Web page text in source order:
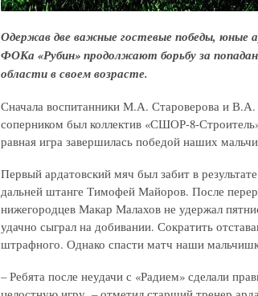
Одержав две важные гостевые победы, юные
ФОКа «Рубин» продолжают борьбу за
области в своем возрасте.
Сначала воспитанники М.А. Староверова и
соперником был коллектив «СШОР-8-
равная игра завершилась победой наших
Первый ардатовский мяч был забит в
дальней штанге Тимофей Майоров. После
нижегородцев Макар Малахов не удержал
удачно сыграл на добивании. Сократить
штрафного. Однако спасти матч наши
– Ребята после неудачи с «Радием» сделали